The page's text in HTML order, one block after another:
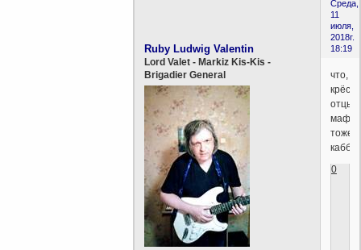
Среда,
11
июля,
2018г.
18:19
Ruby Ludwig Valentin
Lord Valet - Markiz Kis-Kis -
Brigadier General
что,
отцы
мафии
тоже
0